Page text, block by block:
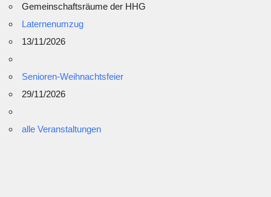
Gemeinschaftsräume der HHG
Laternenumzug
13/11/2026
Senioren-Weihnachtsfeier
29/11/2026
alle Veranstaltungen